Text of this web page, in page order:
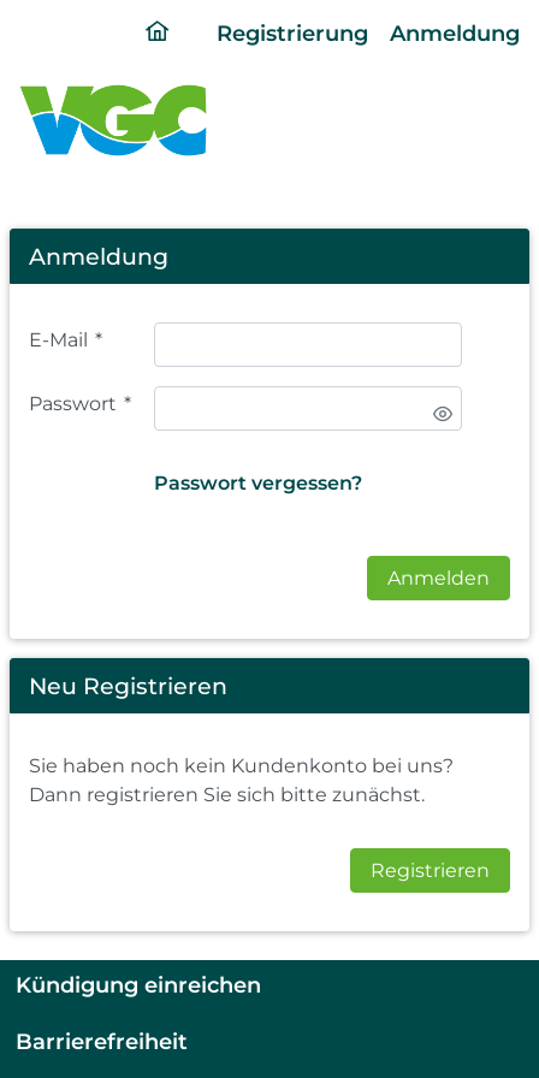
ding
page
Registrierung Anmeldung
Login
Anmeldung
E-Mail *
Passwort *
Passwort vergessen?
Anmelden
Neu Registrieren
Sie haben noch kein Kundenkonto bei uns?
Dann registrieren Sie sich bitte zunächst.
Registrieren
Kündigung einreichen
Barrierefreiheit